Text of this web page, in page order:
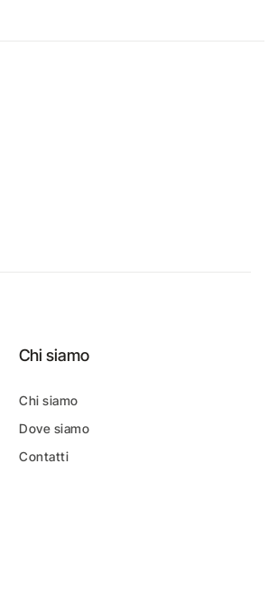
Chi siamo
Chi siamo
Dove siamo
Contatti